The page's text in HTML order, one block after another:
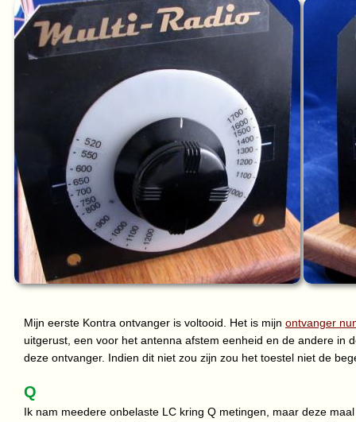
Mijn eerste Kontra ontvanger is voltooid. Het is mijn ontvanger
uitgerust, een voor het antenna afstem eenheid en de andere in
deze ontvanger. Indien dit niet zou zijn zou het toestel niet de
Q
Ik nam meedere onbelaste LC kring Q metingen, maar deze